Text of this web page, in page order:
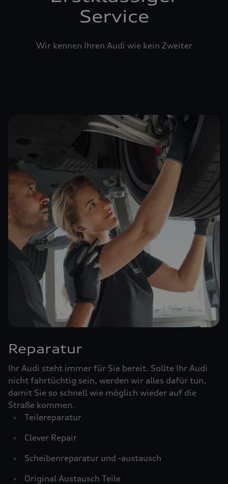
Service
Wir kennen Ihren Audi wie kein Zweiter
Reparatur
Ihr Audi steht immer für Sie bereit. Sollte Ihr Audi
nicht fahrtüchtig sein, werden wir alles dafür tun,
damit Sie so schnell wie möglich wieder auf die
Straße kommen.
›
Teilereparatur
›
Clever Repair
›
Scheibenreparatur und -austausch
›
Original Austausch Teile